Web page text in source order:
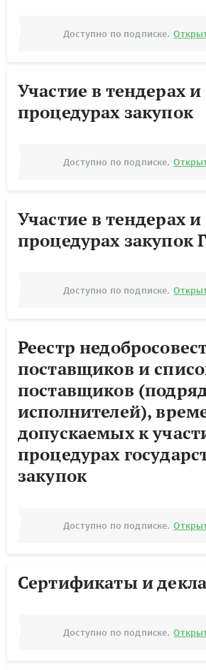
Доступно по подписке.
Участие в тендерах и
процедурах закупок
Доступно по подписке.
Участие в тендерах и
процедурах закупок
Доступно по подписке.
Реестр
поставщиков и
поставщиков
исполнителей),
допускаемых к
процедурах
закупок
Доступно по подписке.
Сертификаты и
Доступно по подписке.